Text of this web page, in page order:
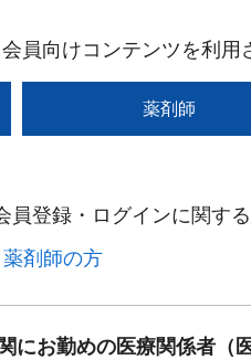
会員向けコンテンツを利用
薬剤師
員登録・ログインに関す
薬剤師の方​
にお勤めの医療関係者（